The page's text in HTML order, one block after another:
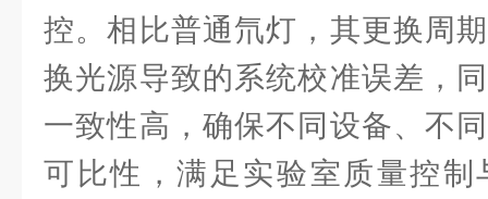
控。相比普通氘灯，其更换周
换光源导致的系统校准误差，
一致性高，确保不同设备、不
可比性，满足实验室质量控制